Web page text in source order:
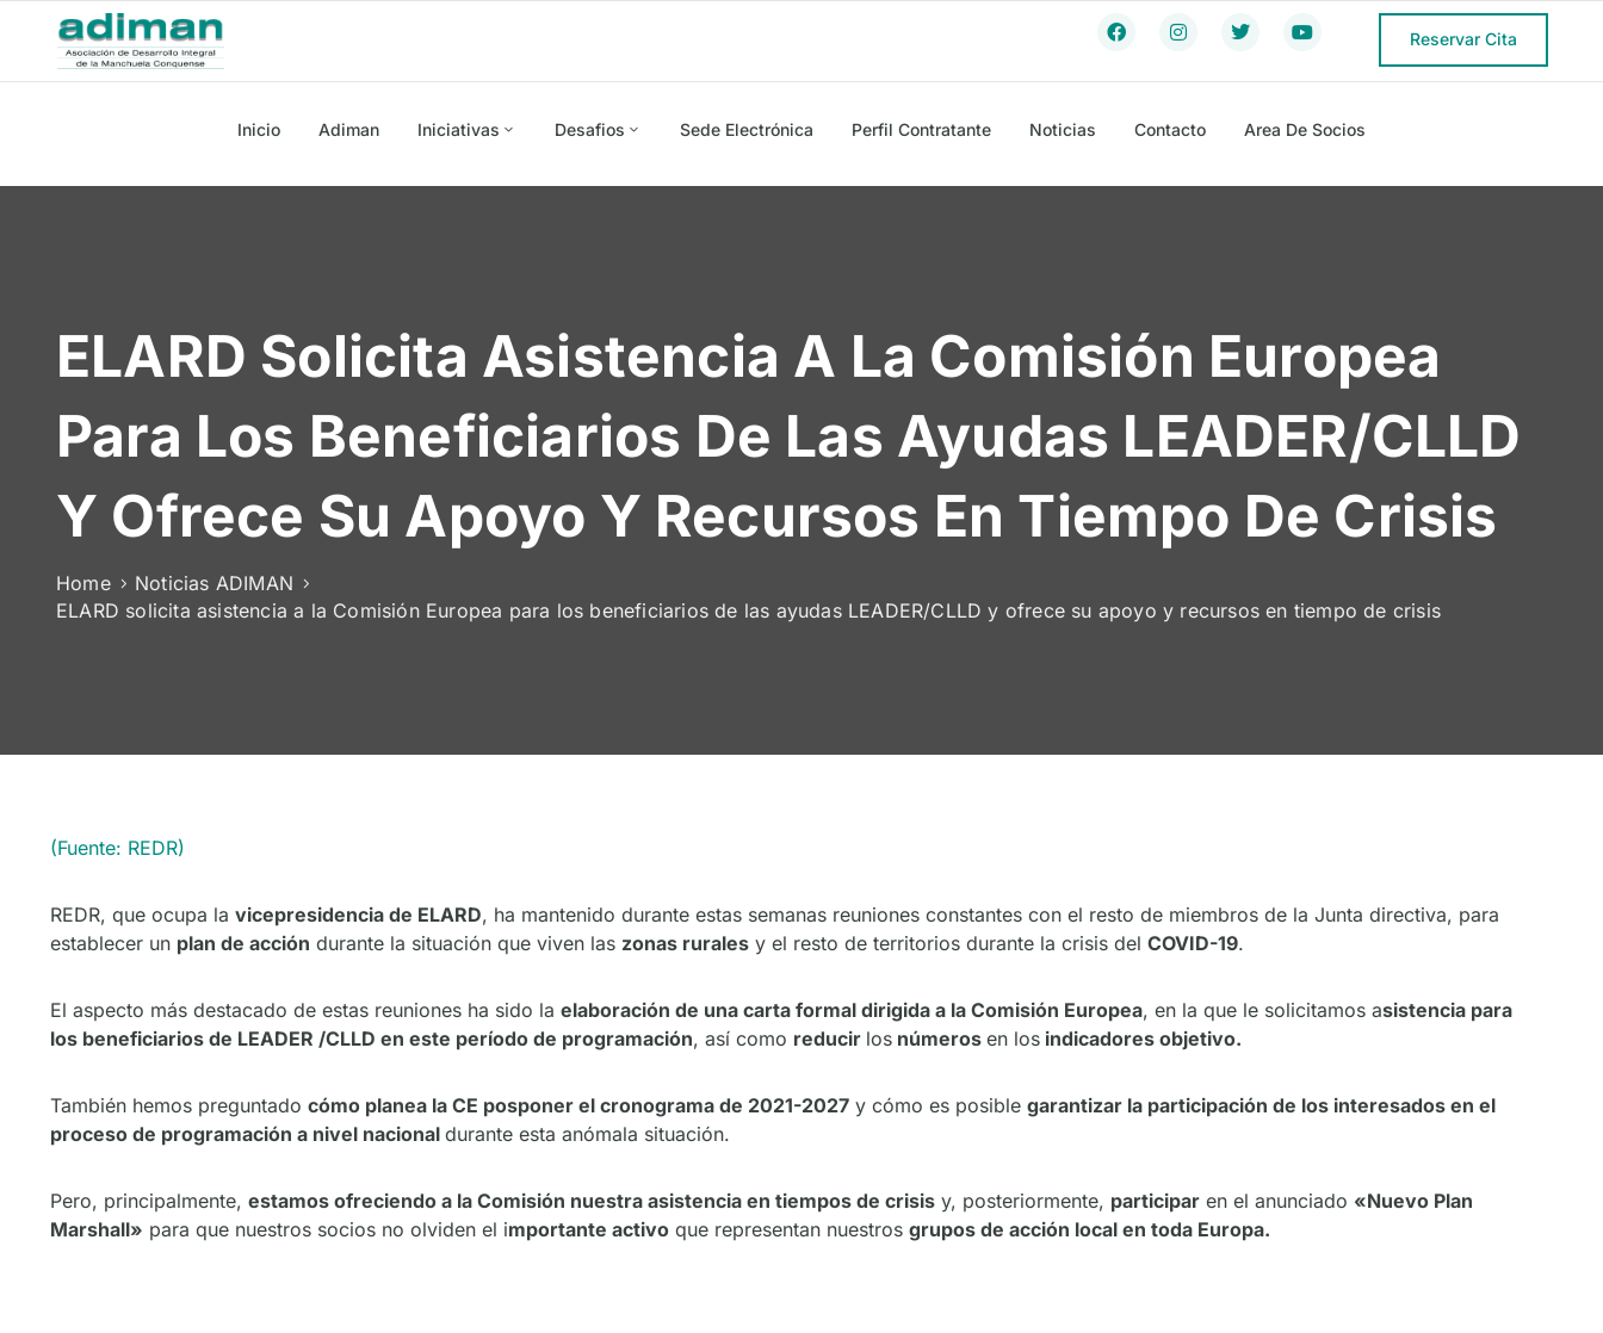
Reservar Cita
Inicio Adiman Iniciativas Desafios Sede Electrónica Perfil Contratante Noticias Contacto Area De Socios
ELARD Solicita Asistencia A La Comisión Europea
Para Los Beneficiarios De Las Ayudas LEADER/CLLD
Y Ofrece Su Apoyo Y Recursos En Tiempo De Crisis
Home
Noticias ADIMAN
ELARD solicita asistencia a la Comisión Europea para los beneficiarios de las ayudas LEADER/CLLD y ofrece su apoyo y recursos en tiempo de crisis
(Fuente: REDR)
REDR, que ocupa la vicepresidencia de ELARD, ha mantenido durante estas semanas reuniones constantes con el resto de miembros de la Junta directiva, para
establecer un plan de acción durante la situación que viven las zonas rurales y el resto de territorios durante la crisis del COVID-19.
El aspecto más destacado de estas reuniones ha sido la elaboración de una carta formal dirigida a la Comisión Europea, en la que le solicitamos asistencia para
los beneficiarios de LEADER /CLLD en este período de programación, así como reducir los números en los indicadores objetivo.
También hemos preguntado cómo planea la CE posponer el cronograma de 2021-2027 y cómo es posible garantizar la participación de los interesados en el
proceso de programación a nivel nacional durante esta anómala situación.
Pero, principalmente, estamos ofreciendo a la Comisión nuestra asistencia en tiempos de crisis y, posteriormente, participar en el anunciado «Nuevo Plan
Marshall» para que nuestros socios no olviden el importante activo que representan nuestros grupos de acción local en toda Europa.